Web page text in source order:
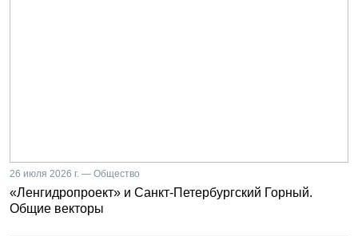
26 июля 2026 г. — Общество
«Ленгидропроект» и Санкт-Петербургский Горный.
Общие векторы